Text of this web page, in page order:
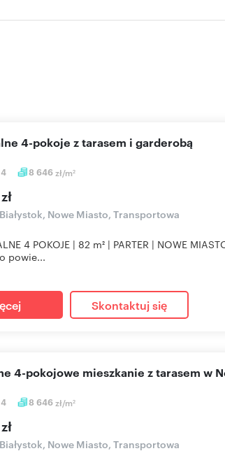
4 8 646zł/m2
4-pokoje z tarasem i garderobą
Nowe Miasto, Transportowa
4 POKOJE | 82 m² | PARTER | NOWE
powie...
Skontaktuj się
4 8 646zł/m2
4-pokojowe mieszkanie z tarasem w
Nowe Miasto, Transportowa